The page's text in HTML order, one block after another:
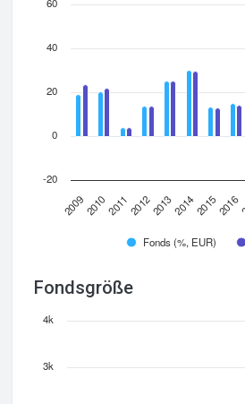
Fonds (%, EUR)
20092010201120122013201420152016
0
20
40
-20
60
Fondsgröße
3k
4k